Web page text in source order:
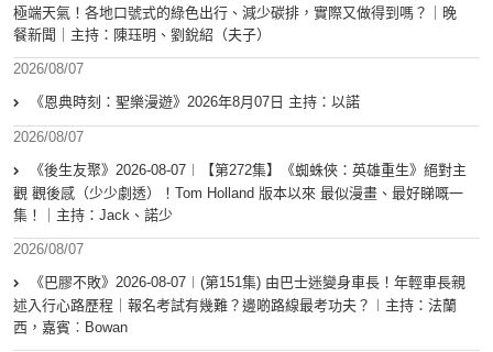
極端天氣！各地口號式的綠色出行、減少碳排，實際又做得到嗎？｜晚
餐新聞｜主持：陳珏明、劉銳紹（夫子）
2026/08/07
《恩典時刻：聖樂漫遊》2026年8月07日 主持：以諾
2026/08/07
《後生友聚》2026-08-07︱【第272集】《蜘蛛俠：英雄重生》絕對主
觀 觀後感（少少劇透）！Tom Holland 版本以來 最似漫畫、最好睇嘅一
集！｜主持：Jack、諾少
2026/08/07
《巴膠不敗》2026-08-07︱(第151集) 由巴士迷變身車長！年輕車長親
述入行心路歷程｜報名考試有幾難？邊啲路線最考功夫？︱主持：法蘭
西，嘉賓︰Bowan